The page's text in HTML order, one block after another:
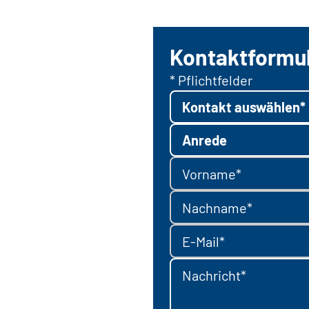
* Pflichtfelder
Kontakt auswählen*
Anrede
Vorname*
Nachname*
E-Mail*
Nachricht*